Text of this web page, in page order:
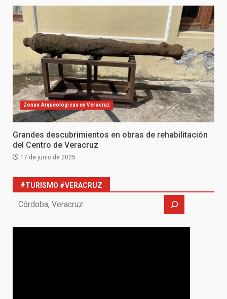
Zonas Arqueológicas en Veracruz
Grandes descubrimientos en obras de rehabilitación
del Centro de Veracruz
17 de junio de 2025
#TURISMO #VERACRUZ